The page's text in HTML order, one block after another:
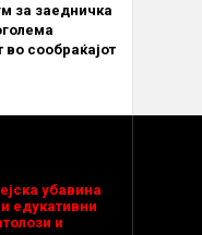
за заедничка
во сообраќајот
убавина
едукативни
и